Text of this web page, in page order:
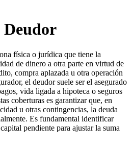
física o jurídica que tiene la
de dinero a otra parte en virtud de
compra aplazada u otra operación
el deudor suele ser el asegurado
vida ligada a hipoteca o seguros
coberturas es garantizar que, en
u otras contingencias, la deuda
Es fundamental identificar
pendiente para ajustar la suma